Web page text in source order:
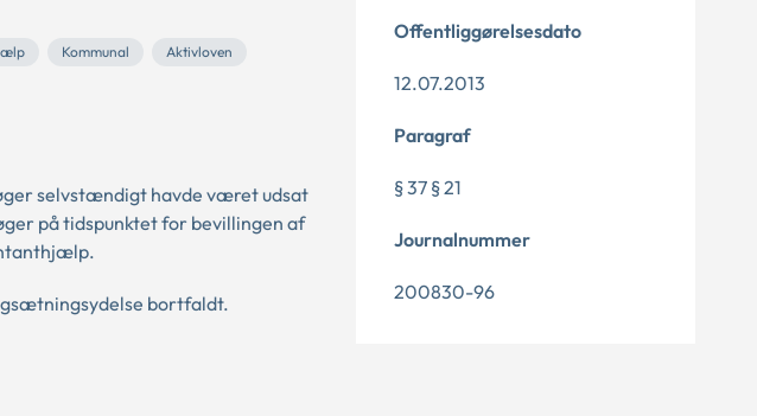
Kommunal
Aktivloven
selvstændigt havde været udsat
på tidspunktet for bevillingen af
bortfaldt.
Offentliggørelsesdato
12.07.2013
Paragraf
§ 37 § 21
Journalnummer
200830-96